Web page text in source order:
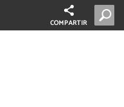
COMPARTIR